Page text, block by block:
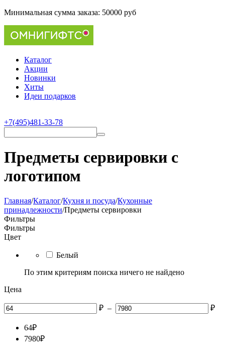
Минимальная сумма заказа: 50000 руб
Каталог
Акции
Новинки
Хиты
Идеи подарков
+7(495)481-33-78
Предметы сервировки с
логотипом
Главная/Каталог/Кухня и посуда/Кухонные
принадлежности/Предметы сервировки
Фильтры
Фильтры
Цвет
Белый
По этим критериям поиска ничего не найдено
Цена
₽ – ₽
64₽
7980₽